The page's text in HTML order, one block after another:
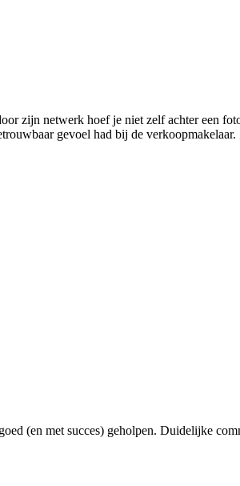
zijn netwerk hoef je niet zelf achter een
gevoel had bij de
(en met succes) geholpen. Duidelijke